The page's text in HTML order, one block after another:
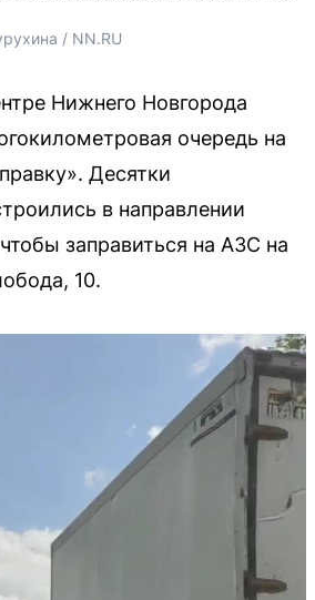
/ NN.RU
Нижнего Новгорода
очередь на
Десятки
в направлении
заправиться на АЗС на
10.